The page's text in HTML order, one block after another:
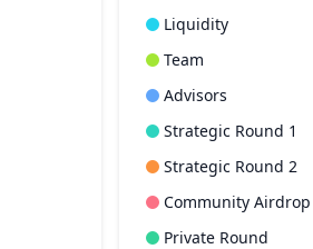
Liquidity
Team
Advisors
Strategic Round 1
Strategic Round 2
Community Airdrop
Private Round